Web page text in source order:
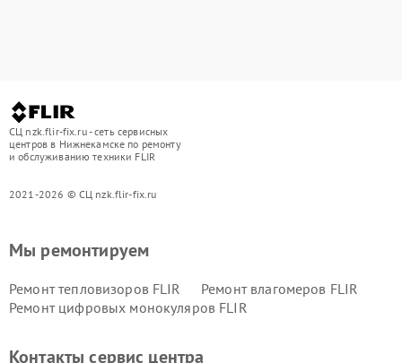
СЦ nzk.flir-fix.ru - сеть сервисных
центров в Нижнекамске по ремонту
и обслуживанию техники FLIR
2021-2026 © СЦ nzk.flir-fix.ru
Мы ремонтируем
Ремонт тепловизоров FLIR
Ремонт влагомеров FLIR
Ремонт цифровых монокуляров FLIR
Контакты сервис центра